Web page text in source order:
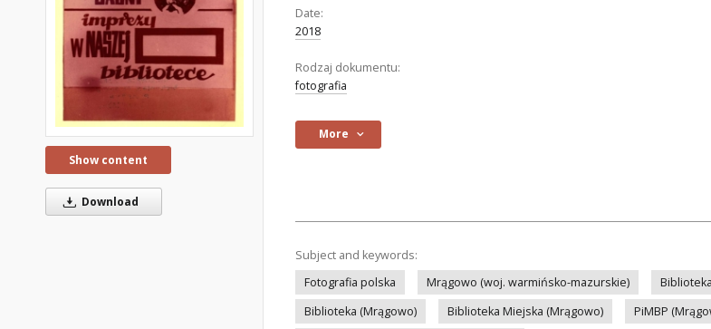
Show content
Download
Date:
2018
Rodzaj dokumentu:
fotografia
More
Subject and keywords:
Fotografia polska
Mrągowo (woj. warmińsko-mazurskie)
Biblioteka (Mrągowo)
Biblioteka Miejska (Mrągowo) PiMBP